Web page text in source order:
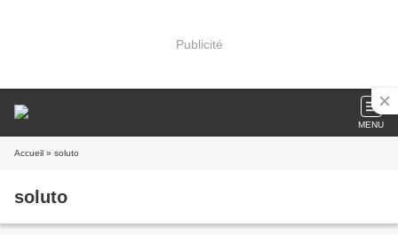
Publicité
MENU
Accueil » soluto
soluto